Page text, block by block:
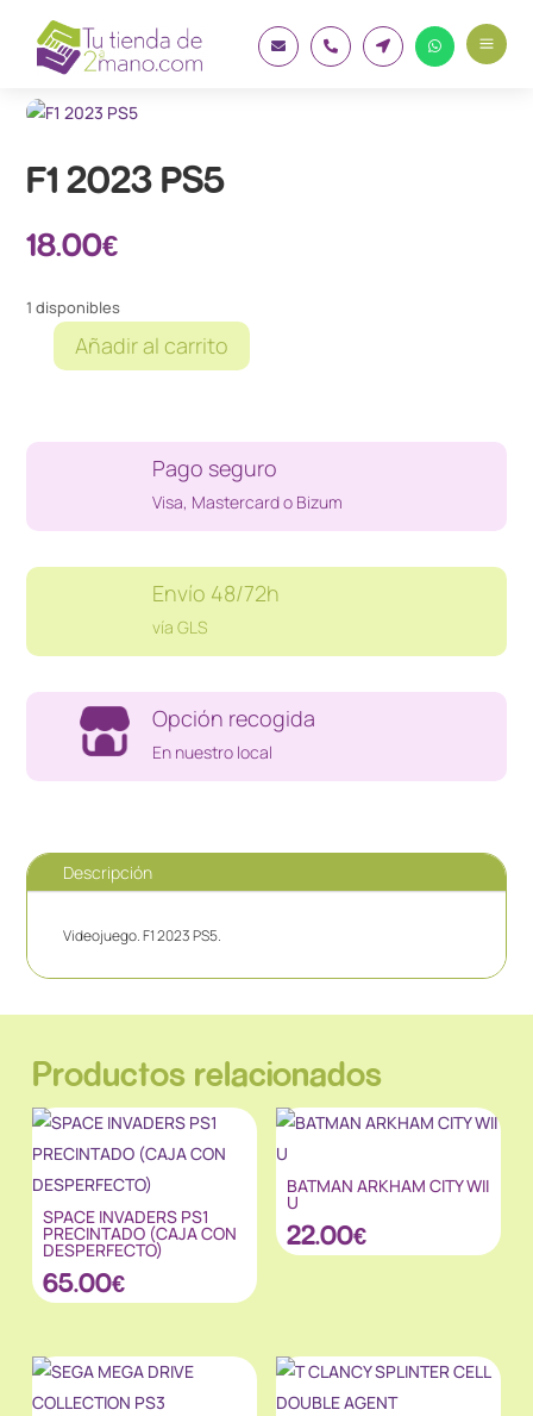
    a
F1 2023 PS5
18.00€
1 disponibles
cantidad
Añadir al carrito
Pago seguro
Visa, Mastercard o Bizum
Envío 48/72h
vía GLS
Opción recogida
En nuestro local
Descripción
Videojuego. F1 2023 PS5.
Productos relacionados
SPACE INVADERS PS1
PRECINTADO (CAJA CON
DESPERFECTO)
65.00€
BATMAN ARKHAM CITY WII
U
22.00€